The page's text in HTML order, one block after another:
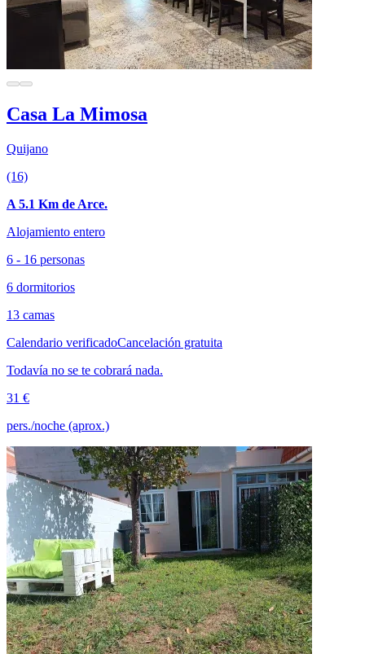
Casa La Mimosa
Quijano
(16)
A 5.1 Km de Arce.
Alojamiento entero
6 - 16 personas
6 dormitorios
13 camas
Calendario verificadoCancelación gratuita
Todavía no se te cobrará nada.
31 €
pers./noche (aprox.)